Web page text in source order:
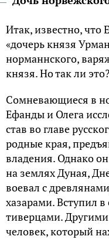
Итак, известно, что
«дочерь князя
норманнского,
князя. Но так ли это?
Сомневающиеся в
Ефанды и Олега
став во главе
родные края,
владения. Однако
на землях Дуная,
воевал с
хазарами. Вступил
тиверцами.
человек, который